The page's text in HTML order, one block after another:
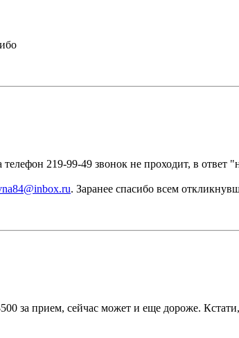
219-99-49 звонок не проходит, в ответ
. Заранее спасибо всем
за прием, сейчас может и еще дороже.